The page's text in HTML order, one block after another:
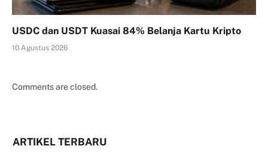
USDC dan USDT Kuasai 84% Belanja Kartu Kripto
10 Agustus 2026
Comments are closed.
ARTIKEL TERBARU